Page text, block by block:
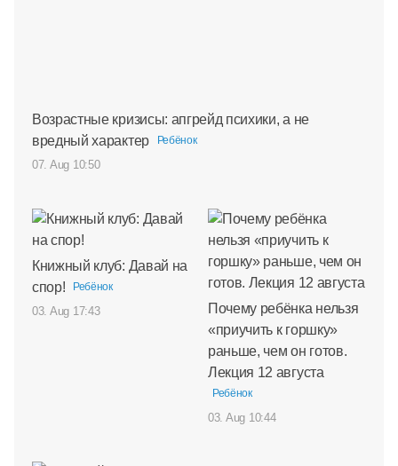
Возрастные кризисы: апгрейд психики, а не
вредный характер
Ребёнок
07. Aug 10:50
Книжный клуб: Давай на
спор!
Ребёнок
03. Aug 17:43
Почему ребёнка нельзя
«приучить к горшку»
раньше, чем он готов.
Лекция 12 августа
Ребёнок
03. Aug 10:44